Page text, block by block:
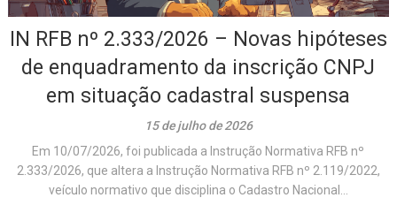
IN RFB nº 2.333/2026 – Novas hipóteses
de enquadramento da inscrição CNPJ
em situação cadastral suspensa
15 de julho de 2026
Em 10/07/2026, foi publicada a Instrução Normativa RFB nº
2.333/2026, que altera a Instrução Normativa RFB nº 2.119/2022,
veículo normativo que disciplina o Cadastro Nacional...